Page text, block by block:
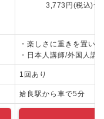
3,773円(税込)~/
・楽しさに重きを置い
・日本人講師/外国人講
1回あり
姶良駅から車で5分